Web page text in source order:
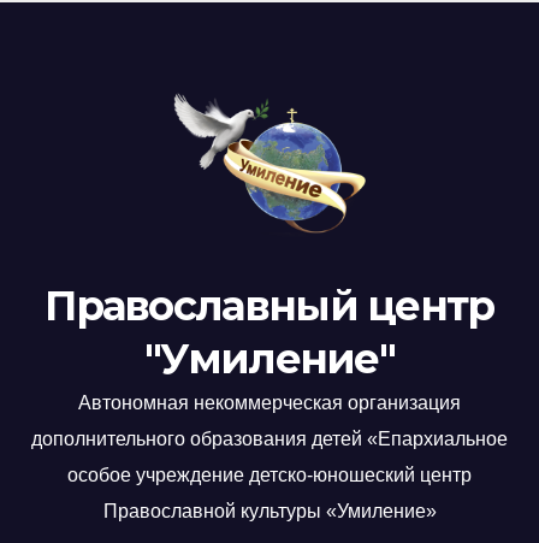
Православный центр
"Умиление"
Автономная некоммерческая организация
дополнительного образования детей «Епархиальное
особое учреждение детско-юношеский центр
Православной культуры «Умиление»